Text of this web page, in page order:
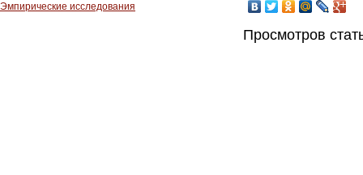
Эмпирические исследования
Просмотров